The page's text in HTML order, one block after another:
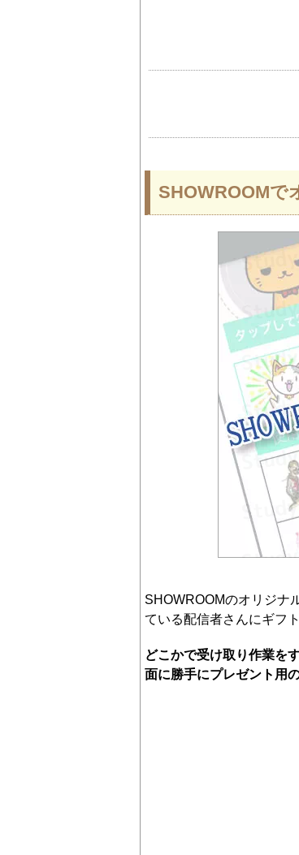
SHOWROOMで
SHOWROOMのオリジナ
ている配信者さんにギフ
どこかで受け取り作業を
面に勝手にプレゼント用